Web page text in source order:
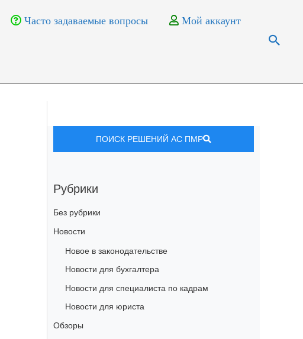
Часто задаваемые вопросы Мой аккаунт
ПОИСК РЕШЕНИЙ АС ПМР
Рубрики
Без рубрики
Новости
Новое в законодательстве
Новости для бухгалтера
Новости для специалиста по кадрам
Новости для юриста
Обзоры